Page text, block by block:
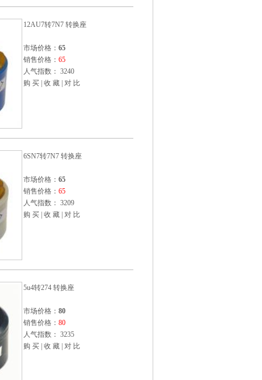
12AU7转7N7 转换座
市场价格： 65
销售价格： 65
人气指数： 3240
购 买 收 藏 对 比
6SN7转7N7 转换座
市场价格： 65
销售价格： 65
人气指数： 3209
购 买 收 藏 对 比
5u4转274 转换座
市场价格： 80
销售价格： 80
人气指数： 3235
购 买 收 藏 对 比